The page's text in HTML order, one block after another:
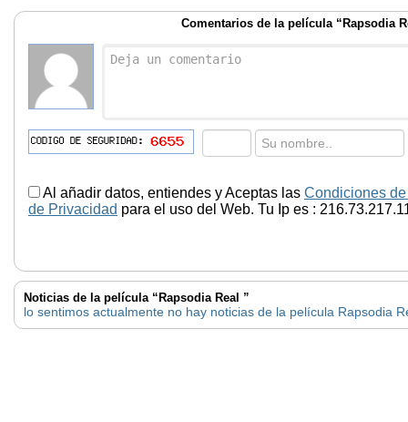
Comentarios de la película “Rapsodia
Al añadir datos, entiendes y Aceptas las Condiciones
de Privacidad para el uso del Web. Tu Ip es :
Noticias de la película “Rapsodia Real ”
lo sentimos actualmente no hay noticias de la película Rapsodia